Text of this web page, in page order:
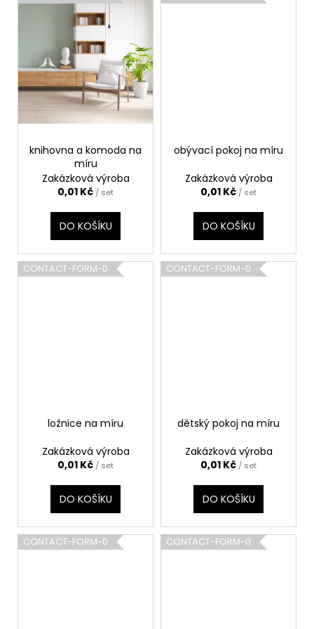
knihovna a komoda na
míru
Zakázková výroba
0,01 Kč / set
DO KOŠÍKU
obývací pokoj na míru
Zakázková výroba
0,01 Kč / set
DO KOŠÍKU
CONTACT-FORM-0
ložnice na míru
Zakázková výroba
0,01 Kč / set
DO KOŠÍKU
CONTACT-FORM-0
dětský pokoj na míru
Zakázková výroba
0,01 Kč / set
DO KOŠÍKU
CONTACT-FORM-0 CONTACT-FORM-0